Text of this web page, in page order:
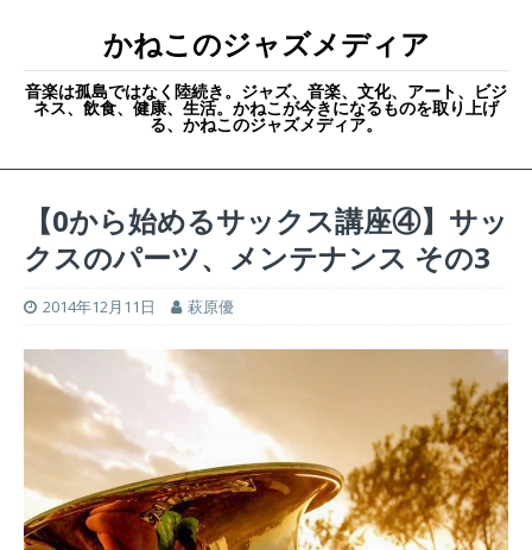
かねこのジャズメディア
音楽は孤島ではなく陸続き。ジャズ、音楽、文化、アート、ビジ
ネス、飲食、健康、生活。かねこが今きになるものを取り上げ
る、かねこのジャズメディア。
【0から始めるサックス講座④】サッ
クスのパーツ、メンテナンス その3
2014年12月11日 萩原優